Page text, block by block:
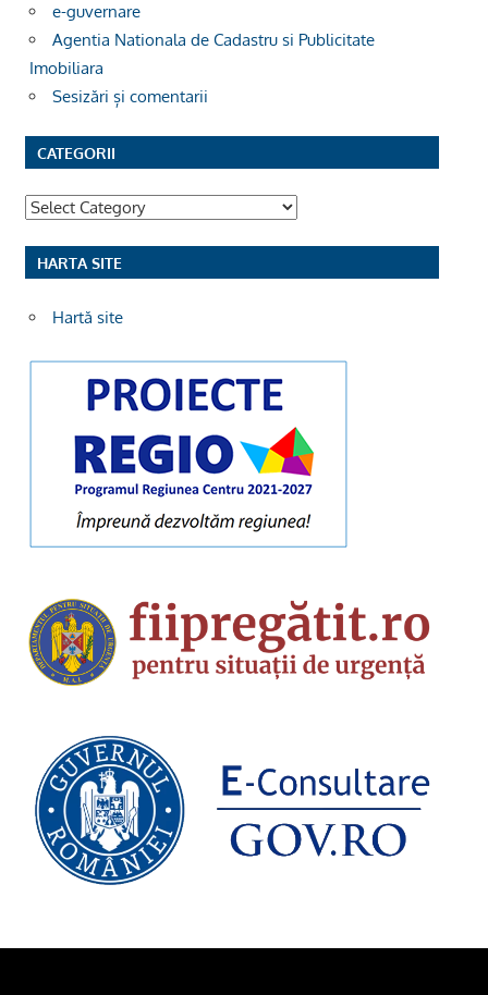
e-guvernare
Agentia Nationala de Cadastru si Publicitate
Imobiliara
Sesizări și comentarii
CATEGORII
Categorii
HARTA SITE
Hartă site